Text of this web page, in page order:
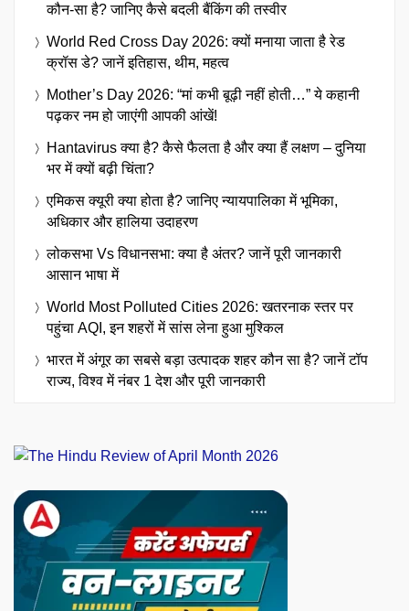
कौन-सा है? जानिए कैसे बदली बैंकिंग की तस्वीर
World Red Cross Day 2026: क्यों मनाया जाता है रेड
क्रॉस डे? जानें इतिहास, थीम, महत्व
Mother’s Day 2026: “मां कभी बूढ़ी नहीं होती…” ये कहानी
पढ़कर नम हो जाएंगी आपकी आंखें!
Hantavirus क्या है? कैसे फैलता है और क्या हैं लक्षण – दुनिया
भर में क्यों बढ़ी चिंता?
एमिकस क्यूरी क्या होता है? जानिए न्यायपालिका में भूमिका,
अधिकार और हालिया उदाहरण
लोकसभा Vs विधानसभा: क्या है अंतर? जानें पूरी जानकारी
आसान भाषा में
World Most Polluted Cities 2026: खतरनाक स्तर पर
पहुंचा AQI, इन शहरों में सांस लेना हुआ मुश्किल
भारत में अंगूर का सबसे बड़ा उत्पादक शहर कौन सा है? जानें टॉप
राज्य, विश्व में नंबर 1 देश और पूरी जानकारी